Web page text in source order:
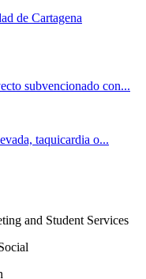
de Cartagena
subvencionado con...
taquicardia o...
and Student Services